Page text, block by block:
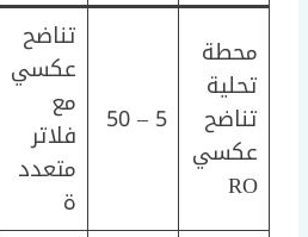
محطة
تحلية
تناضح
عكسي
RO
5 – 50
تناضح
عكسي
مع
فلاتر
متعدد
ة